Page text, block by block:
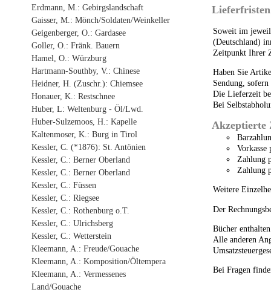
Erdmann, M.: Gebirgslandschaft
Gaisser, M.: Mönch/Soldaten/Weinkeller
Geigenberger, O.: Gardasee
Goller, O.: Fränk. Bauern
Hamel, O.: Würzburg
Hartmann-Southby, V.: Chinese
Heidner, H. (Zuschr.): Chiemsee
Honauer, K.: Restschnee
Huber, L: Weltenburg - Öl/Lwd.
Huber-Sulzemoos, H.: Kapelle
Kaltenmoser, K.: Burg in Tirol
Kessler, C. (*1876): St. Antönien
Kessler, C.: Berner Oberland
Kessler, C.: Berner Oberland
Kessler, C.: Füssen
Kessler, C.: Riegsee
Kessler, C.: Rothenburg o.T.
Kessler, C.: Ulrichsberg
Kessler, C.: Wetterstein
Kleemann, A.: Freude/Gouache
Kleemann, A.: Komposition/Öltempera
Kleemann, A.: Vermessenes
Land/Gouache
Soweit im
(Deutschland)
Zeitpunkt Ihrer
Haben Sie
Sendung,
Die Lieferzeit
Bei
Akzeptierte
Vorkasse
Zahlung
Zahlung
Weitere
Der
Bücher
Alle anderen
Bei Fragen